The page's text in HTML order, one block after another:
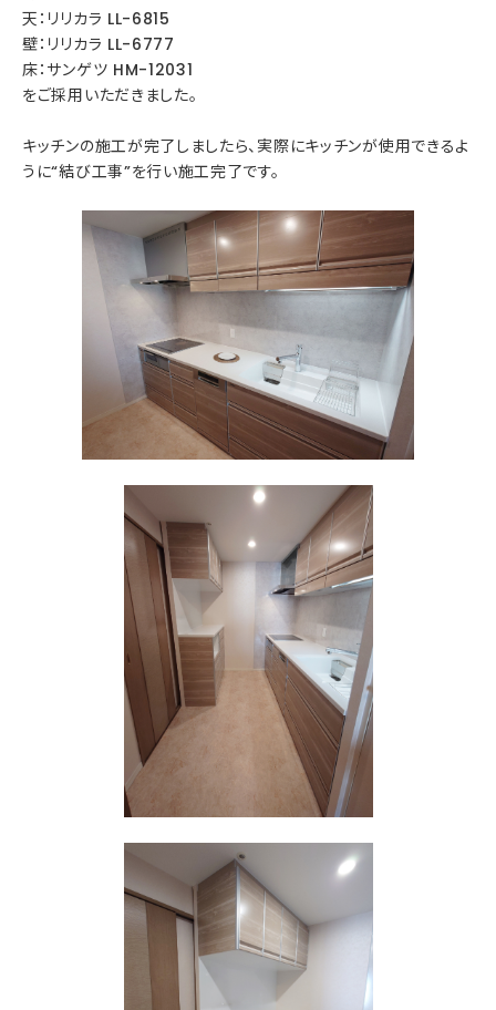
天：リリカラ LL-6815
壁：リリカラ LL-6777
床：サンゲツ HM-12031
をご採用いただきました。
キッチンの施工が完了しましたら、実際にキッチンが使用できるよ
うに“結び工事”を行い施工完了です。